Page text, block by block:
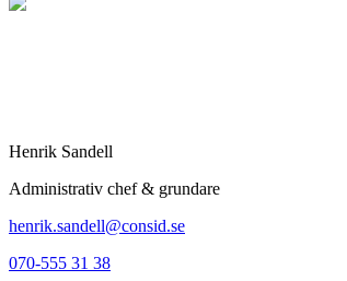
Henrik Sandell
Administrativ chef & grundare
henrik.sandell@consid.se
070-555 31 38